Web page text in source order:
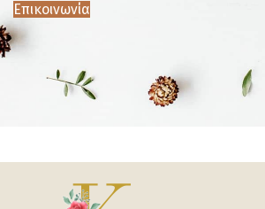
Επικοινωνία